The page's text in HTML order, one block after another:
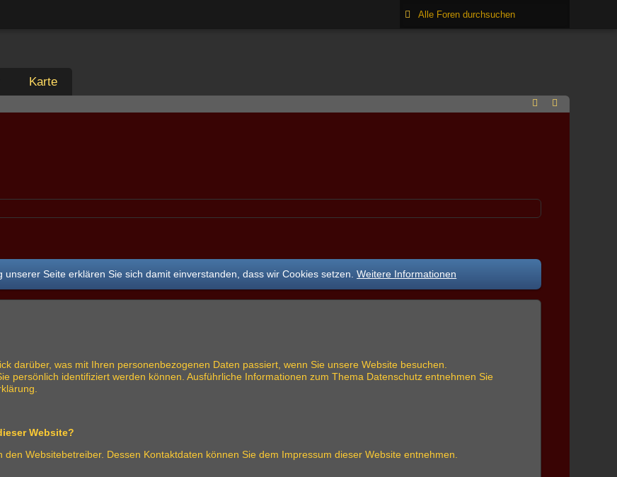
Karte
unserer Seite erklären Sie sich damit einverstanden, dass wir Cookies setzen.Weitere Informationen
darüber, was mit Ihren personenbezogenen Daten passiert, wenn Sie unsere Website besuchen.
persönlich identifiziert werden können. Ausführliche Informationen zum Thema Datenschutz entnehmen Sie
Website?
Websitebetreiber. Dessen Kontaktdaten können Sie dem Impressum dieser Website entnehmen.